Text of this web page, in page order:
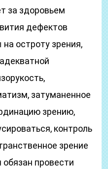
за здоровьем
дефектов
остроту зрения,
затуманенное
зрению,
контроль
зрение
провести